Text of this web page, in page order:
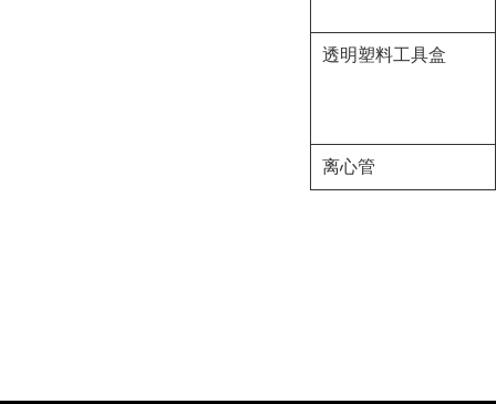
透明塑料工具盒
离心管